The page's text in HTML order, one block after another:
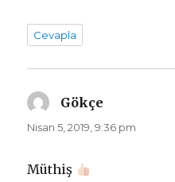
Cevapla
Gökçe
ki:
Nisan 5, 2019, 9:36 pm
Müthiş